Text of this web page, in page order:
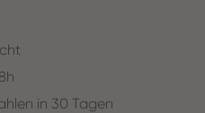
in 30 Tagen